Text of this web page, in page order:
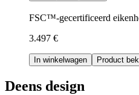
FSC™-gecertificeerd
3.497 €
In winkelwagen Product
Deens design